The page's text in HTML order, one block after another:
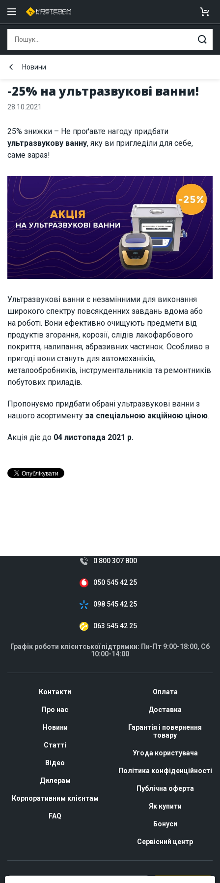
-25% на ультразвукові ванни!
Новини
28.10.2021
25% знижки – Не проґавте нагоду придбати
ультразвукову ванну, яку ви пригледіли для себе,
саме зараз!
Ультразвукові ванни є незамінними для виконання
широкого спектру повсякденних завдань вдома або
на роботі. Вони ефективно очищують предмети від
продуктів згорання, корозії, слідів лакофарбового
покриття, налипання, абразивних частинок. Особливо в
пригоді вони стануть для автомеханіків,
металообробників, інструментальників та ремонтників
побутових приладів.
Пропонуємо придбати обрані ультразвукові ванни з
нашого асортименту за спеціальною акційною ціною.
Акція діє до 04 листопада 2021 р.
Контакти
Про нас
Новини
Статті
Відео
Дилерам
Корпоративним клієнтам
FAQ
Оплата
Доставка
Гарантія і повернення
товару
Угода користувача
Політика конфіденційності
Публічна оферта
Як купити
Бонуси
Сервісний центр
0 800 307 800
050 545 42 25
098 545 42 25
063 545 42 25
Графік роботи клієнтської підтримки: Пн-Пт 9:00-18:00, Сб
10:00-14:00